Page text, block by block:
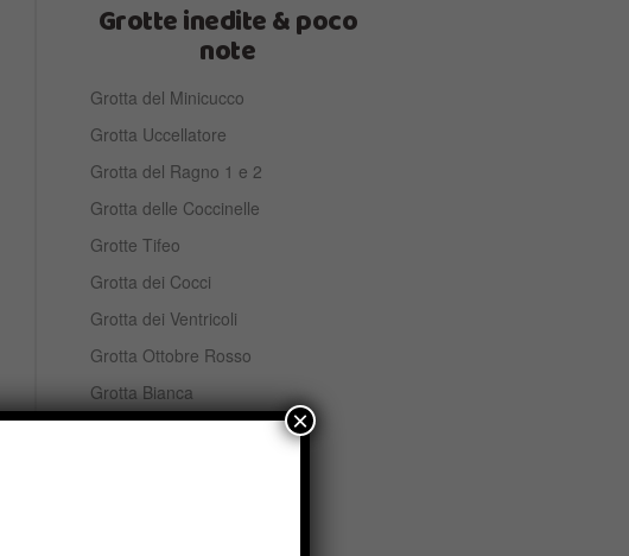
Grotte inedite & poco
note
Grotta del Minicucco
Grotta Uccellatore
Grotta del Ragno 1 e 2
Grotta delle Coccinelle
Grotte Tifeo
Grotta dei Cocci
Grotta dei Ventricoli
Grotta Ottobre Rosso
Grotta Bianca
×